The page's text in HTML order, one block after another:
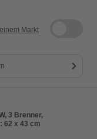
Markt
3 Brenner,
62 x 43 cm